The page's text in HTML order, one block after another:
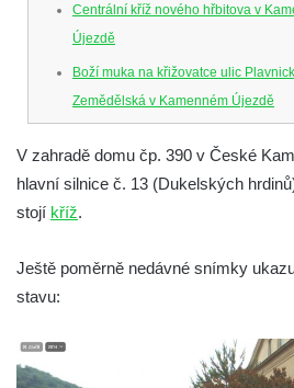
Centrální kříž nového hřbitova v
Újezdě
Boží muka na křižovatce ulic
Zemědělská v Kamenném Újezdě
v Kamenném Újezdě
Kříž na křižovatce ulic 5. května a
v Kamenném Újezdě
Kříž v Dělnické ulici v Kamenném
Centrální kříž hřbitova ve Velešíně
V zahradě domu čp. 390 v České
hlavní silnice č. 13 (Dukelských
stojí kříž.
Ještě poměrně nedávné snímky
stavu: